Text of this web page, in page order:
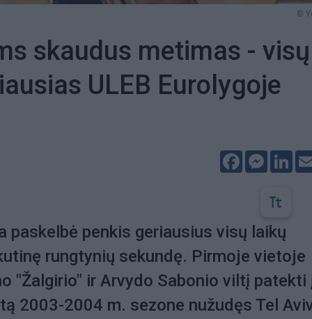
©
skaudus metimas - visų
ULEB Eurolygoje
Facebook
paskelbė penkis geriausius visų laikų
rungtynių sekundę. Pirmoje vietoje
"Žalgirio" ir Arvydo Sabonio viltį patekti
2003-2004 m. sezone nužudęs Tel